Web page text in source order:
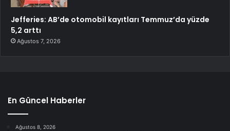
Jefferies: AB’de otomobil kayıtları Temmuz’da yüzde
5,2 arttı
Ağustos 7, 2026
En Güncel Haberler
Ağustos 8, 2026